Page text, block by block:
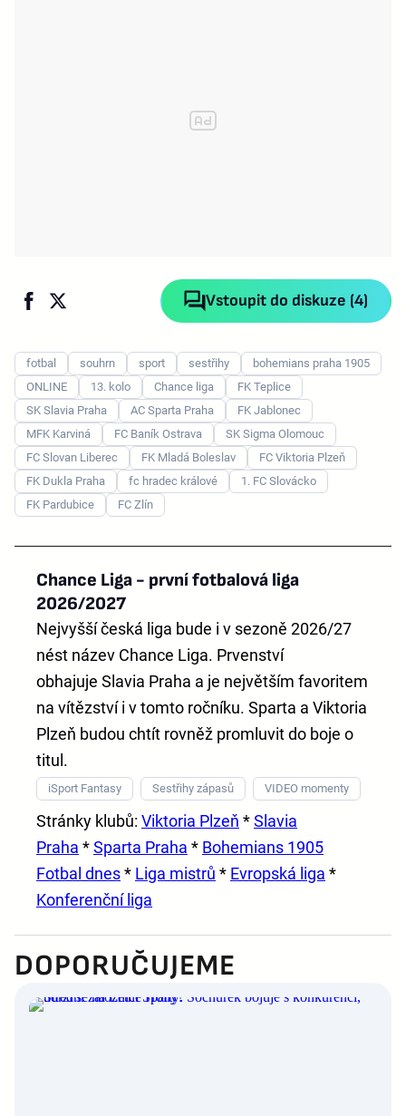
Vstoupit do diskuze (4)
fotbal souhrn sport sestřihy
bohemians praha 1905
ONLINE
13. kolo Chance liga
FK Teplice
SK Slavia Praha
AC Sparta Praha
FK Jablonec
MFK Karviná
FC Baník Ostrava
SK Sigma Olomouc
FC Slovan Liberec
FK Mladá Boleslav
FC Viktoria Plzeň
FK Dukla Praha
fc hradec králové
1. FC Slovácko
FK Pardubice
FC Zlín
Chance Liga - první fotbalová liga
2026/2027
Nejvyšší česká liga bude i v sezoně 2026/27
nést název Chance Liga. Prvenství
obhajuje Slavia Praha a je největším favoritem
na vítězství i v tomto ročníku. Sparta a Viktoria
Plzeň budou chtít rovněž promluvit do boje o
titul.
iSport Fantasy Sestřihy zápasů VIDEO momenty
Stránky klubů: Viktoria Plzeň *Slavia
Praha *Sparta Praha * Bohemians 1905
Fotbal dnes* Liga mistrů * Evropská liga *
Konferenční liga
DOPORUČUJEME